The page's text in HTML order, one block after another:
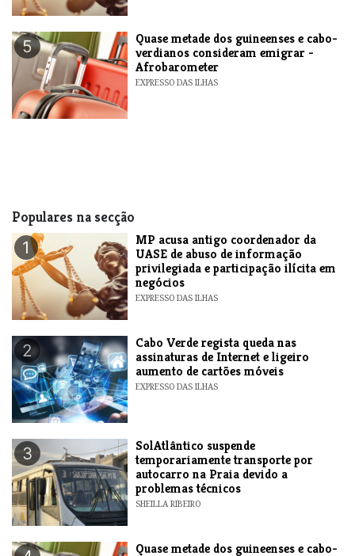
5
Quase metade dos guineenses e cabo-
verdianos consideram emigrar -
Afrobarometer
EXPRESSO DAS ILHAS
Populares na secção
1
MP acusa antigo coordenador da
UASE de abuso de informação
privilegiada e participação ilícita em
negócios
EXPRESSO DAS ILHAS
2
Cabo Verde regista queda nas
assinaturas de Internet e ligeiro
aumento de cartões móveis
EXPRESSO DAS ILHAS
3
SolAtlântico suspende
temporariamente transporte por
autocarro na Praia devido a
problemas técnicos
SHEILLA RIBEIRO
Quase metade dos guineenses e cabo-